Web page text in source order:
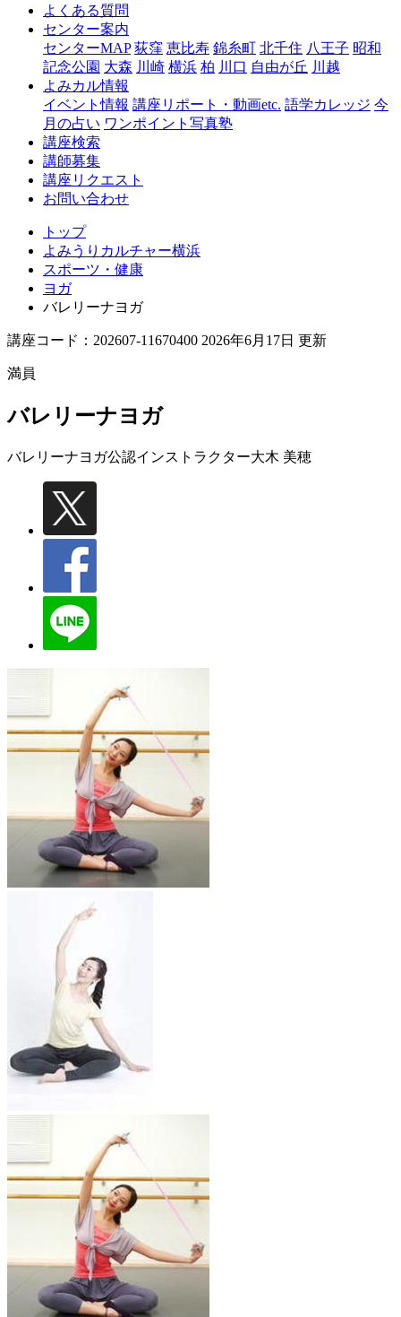
浜
よくある質問
センター案内
センターMAP 荻窪 恵比寿 錦糸町 北千住 八王子 昭和
記念公園 大森 川崎 横浜 柏 川口 自由が丘 川越
よみカル情報
イベント情報 講座リポート・動画etc. 語学カレッジ 今
月の占い ワンポイント写真塾
講座検索
講師募集
講座リクエスト
お問い合わせ
トップ
よみうりカルチャー横浜
スポーツ・健康
ヨガ
バレリーナヨガ
講座コード：202607-11670400 2026年6月17日 更新
満員
バレリーナヨガ
バレリーナヨガ公認インストラクター大木 美穂